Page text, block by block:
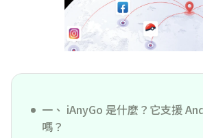
一、 iAnyGo 是什麼？它支援
嗎？